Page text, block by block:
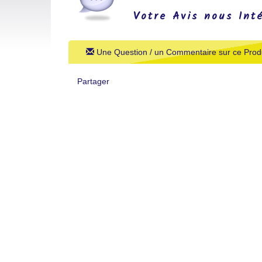
Votre Avis nous
Une Question / un Commentaire sur ce
Partager